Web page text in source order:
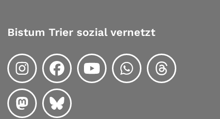
Bistum Trier sozial vernetzt